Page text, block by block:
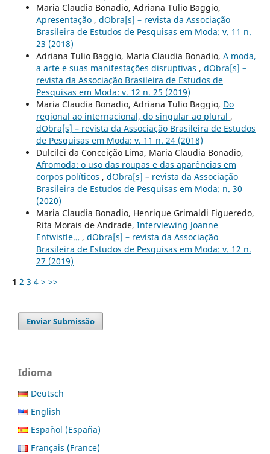
Maria Claudia Bonadio, Adriana Tulio Baggio,
Apresentação , dObra[s] – revista da Associação
Brasileira de Estudos de Pesquisas em Moda: v. 11 n.
23 (2018)
Adriana Tulio Baggio, Maria Claudia Bonadio, A moda,
a arte e suas manifestações disruptivas , dObra[s] –
revista da Associação Brasileira de Estudos de
Pesquisas em Moda: v. 12 n. 25 (2019)
Maria Claudia Bonadio, Adriana Tulio Baggio, Do
regional ao internacional, do singular ao plural ,
dObra[s] – revista da Associação Brasileira de Estudos
de Pesquisas em Moda: v. 11 n. 24 (2018)
Dulcilei da Conceição Lima, Maria Claudia Bonadio,
Afromoda: o uso das roupas e das aparências em
corpos políticos , dObra[s] – revista da Associação
Brasileira de Estudos de Pesquisas em Moda: n. 30
(2020)
Maria Claudia Bonadio, Henrique Grimaldi Figueredo,
Rita Morais de Andrade, Interviewing Joanne
Entwistle… , dObra[s] – revista da Associação
Brasileira de Estudos de Pesquisas em Moda: v. 12 n.
27 (2019)
1 2 3 4 > >>
Enviar Submissão
Idioma
Deutsch
English
Español (España)
Français (France)